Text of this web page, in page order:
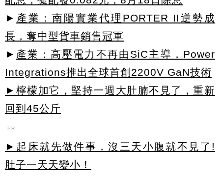
► 產業：南陽實業代理PORTER II逆勢成
長，奪中型貨車銷售冠軍
► 產業：高壓電力不再由SiC主導，Power
Integrations推出全球首創2200V GaN技術
►檸檬加它，堅持一週大肚腩不見了，重新
回到45公斤
PR
►起床就先做件事，沒三天小腹就不見了!
肚子一天天變小！